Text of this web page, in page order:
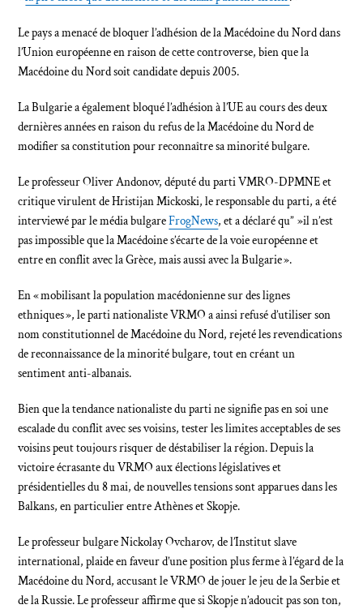
Le pays a menacé de bloquer l’adhésion de la Macédoine du Nord dans
l’Union européenne en raison de cette controverse, bien que la
Macédoine du Nord soit candidate depuis 2005.
La Bulgarie a également bloqué l’adhésion à l’UE au cours des deux
dernières années en raison du refus de la Macédoine du Nord de
modifier sa constitution pour reconnaître sa minorité bulgare.
Le professeur Oliver Andonov, député du parti VMRO-DPMNE et
critique virulent de Hristijan Mickoski, le responsable du parti, a été
interviewé par le média bulgareFrogNews, et a déclaré qu” »il n’est
pas impossible que la Macédoine s’écarte de la voie européenne et
entre en conflit avec la Grèce, mais aussi avec la Bulgarie ».
En « mobilisant la population macédonienne sur des lignes
ethniques », le parti nationaliste VRMO a ainsi refusé d’utiliser son
nom constitutionnel de Macédoine du Nord, rejeté les revendications
de reconnaissance de la minorité bulgare, tout en créant un
sentiment anti-albanais.
Bien que la tendance nationaliste du parti ne signifie pas en soi une
escalade du conflit avec ses voisins, tester les limites acceptables de ses
voisins peut toujours risquer de déstabiliser la région. Depuis la
victoire écrasante du VRMO aux élections législatives et
présidentielles du 8 mai, de nouvelles tensions sont apparues dans les
Balkans, en particulier entre Athènes et Skopje.
Le professeur bulgare Nickolay Ovcharov, de l’Institut slave
international, plaide en faveur d’une position plus ferme à l’égard de la
Macédoine du Nord, accusant le VRMO de jouer le jeu de la Serbie et
de la Russie. Le professeur affirme que si Skopje n’adoucit pas son ton,